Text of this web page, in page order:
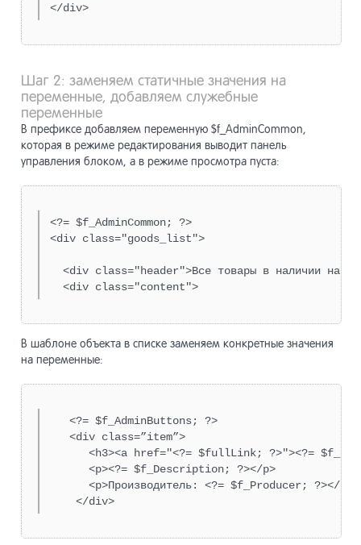
</div>
Шаг 2: заменяем статичные значения на
переменные, добавляем служебные
переменные
В префиксе добавляем переменную $f_AdminCommon,
которая в режиме редактирования выводит панель
управления блоком, а в режиме просмотра пуста:
<?= $f_AdminCommon; ?>
<div class="goods_list">
<div class="header">Все товары в наличии на
<div class="content">
В шаблоне объекта в списке заменяем конкретные значения
на переменные:
<?= $f_AdminButtons; ?>
<div class=”item”>
<h3><a href="<?= $fullLink; ?>"><?=
<p><?= $f_Description; ?></p>
<p>Производитель: <?= $f_Producer; ?></p>
</div>